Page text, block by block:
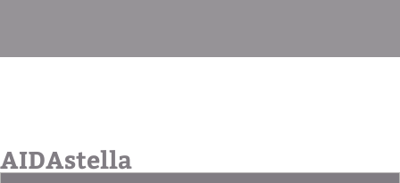
AIDAstella